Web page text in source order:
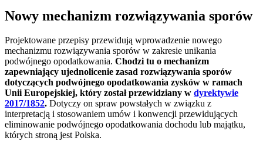
Nowy mechanizm rozwiązywania sporów
Projektowane przepisy przewidują wprowadzenie nowego
mechanizmu rozwiązywania sporów w zakresie unikania
podwójnego opodatkowania. Chodzi tu o mechanizm
zapewniający ujednolicenie zasad rozwiązywania sporów
dotyczących podwójnego opodatkowania zysków w ramach
Unii Europejskiej, który został przewidziany w dyrektywie
2017/1852. Dotyczy on spraw powstałych w związku z
interpretacją i stosowaniem umów i konwencji przewidujących
eliminowanie podwójnego opodatkowania dochodu lub majątku,
których stroną jest Polska.